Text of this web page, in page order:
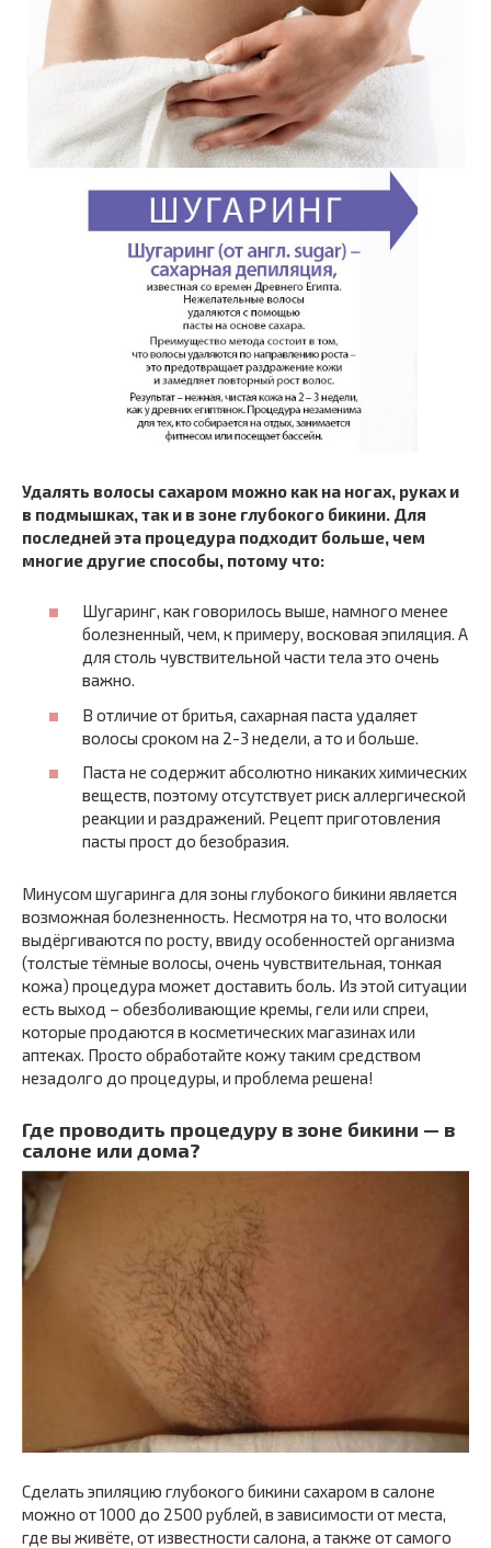
Удалять волосы сахаром можно как на ногах, руках и
в подмышках, так и в зоне глубокого бикини. Для
последней эта процедура подходит больше, чем
многие другие способы, потому что:
Шугаринг, как говорилось выше, намного менее
болезненный, чем, к примеру, восковая эпиляция. А
для столь чувствительной части тела это очень
важно.
В отличие от бритья, сахарная паста удаляет
волосы сроком на 2-3 недели, а то и больше.
Паста не содержит абсолютно никаких химических
веществ, поэтому отсутствует риск аллергической
реакции и раздражений. Рецепт приготовления
пасты прост до безобразия.
Минусом шугаринга для зоны глубокого бикини является
возможная болезненность. Несмотря на то, что волоски
выдёргиваются по росту, ввиду особенностей организма
(толстые тёмные волосы, очень чувствительная, тонкая
кожа) процедура может доставить боль. Из этой ситуации
есть выход – обезболивающие кремы, гели или спреи,
которые продаются в косметических магазинах или
аптеках. Просто обработайте кожу таким средством
незадолго до процедуры, и проблема решена!
Где проводить процедуру в зоне бикини — в
салоне или дома?
Сделать эпиляцию глубокого бикини сахаром в салоне
можно от 1000 до 2500 рублей, в зависимости от места,
где вы живёте, от известности салона, а также от самого